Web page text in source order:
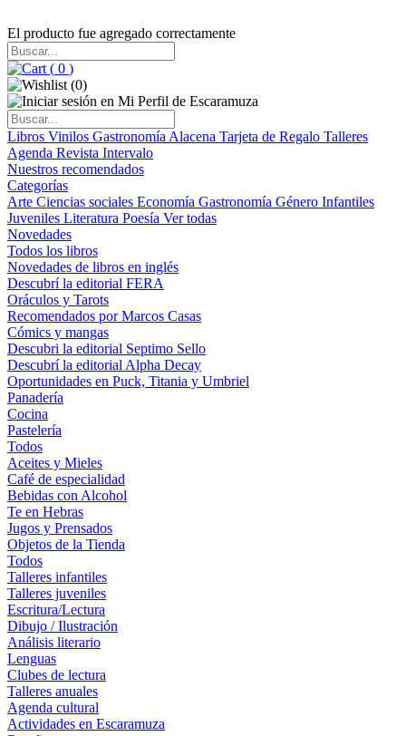
El producto fue agregado correctamente
( 0 )
(0)
Libros Vinilos Gastronomía Alacena Tarjeta de Regalo Talleres
Agenda Revista Intervalo
Nuestros recomendados
Categorías
Arte Ciencias sociales Economía Gastronomía Género Infantiles
Juveniles Literatura Poesía Ver todas
Novedades
Todos los libros
Novedades de libros en inglés
Descubrí la editorial FERA
Oráculos y Tarots
Recomendados por Marcos Casas
Cómics y mangas
Descubri la editorial Septimo Sello
Descubrí la editorial Alpha Decay
Oportunidades en Puck, Titania y Umbriel
Panadería
Cocina
Pastelería
Todos
Aceites y Mieles
Café de especialidad
Bebidas con Alcohol
Te en Hebras
Jugos y Prensados
Objetos de la Tienda
Todos
Talleres infantiles
Talleres juveniles
Escritura/Lectura
Dibujo / Ilustración
Análisis literario
Lenguas
Clubes de lectura
Talleres anuales
Agenda cultural
Actividades en Escaramuza